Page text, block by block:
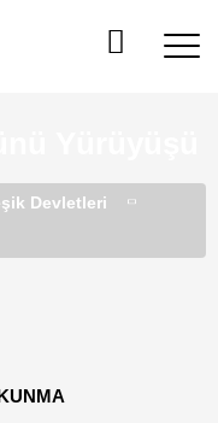
Devletleri